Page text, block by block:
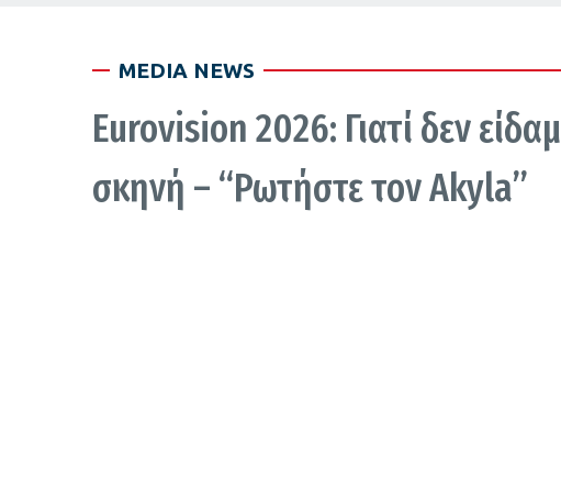
MEDIA NEWS
Eurovision 2026: Γιατί δεν
σκηνή – “Ρωτήστε τον Akyla”